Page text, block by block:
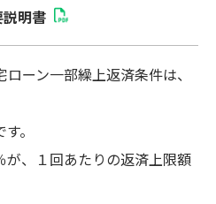
明書
ーン一部繰上返済条件は、
。
が、１回あたりの返済上限額